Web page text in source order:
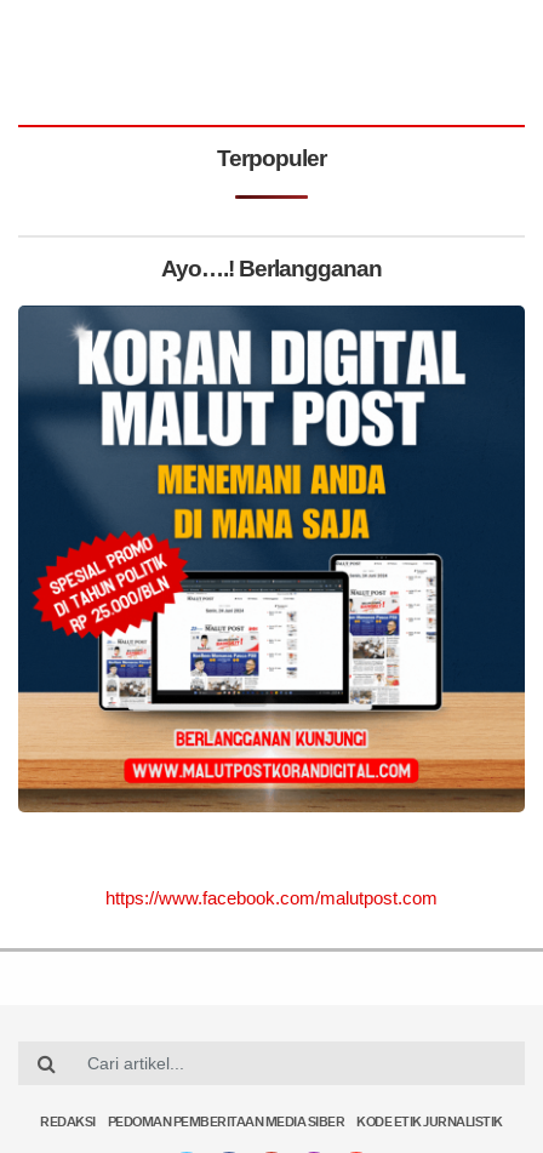
Terpopuler
Ayo….! Berlangganan
https://www.facebook.com/malutpost.com
REDAKSI PEDOMAN PEMBERITAAN MEDIA SIBER KODE ETIK JURNALISTIK